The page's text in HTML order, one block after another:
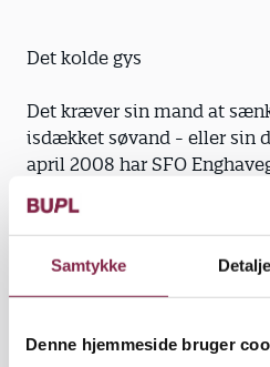
Samtykke
Denne hjemmeside bruger
Det kolde gys
Det kræver sin mand at
isdækket søvand - eller sin
april 2008 har SFO
bidende kulde og det tykke
kan klare kulden. Mellem 25
børnehaveklassen til tredje
ikke lige skulle tro det, er